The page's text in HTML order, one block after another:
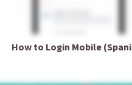
How to Login Mobile